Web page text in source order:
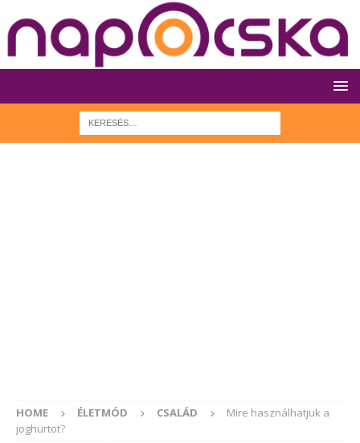
HOME ÉLETMÓD CSALÁD
Mire használhatjuk a
joghurtot?